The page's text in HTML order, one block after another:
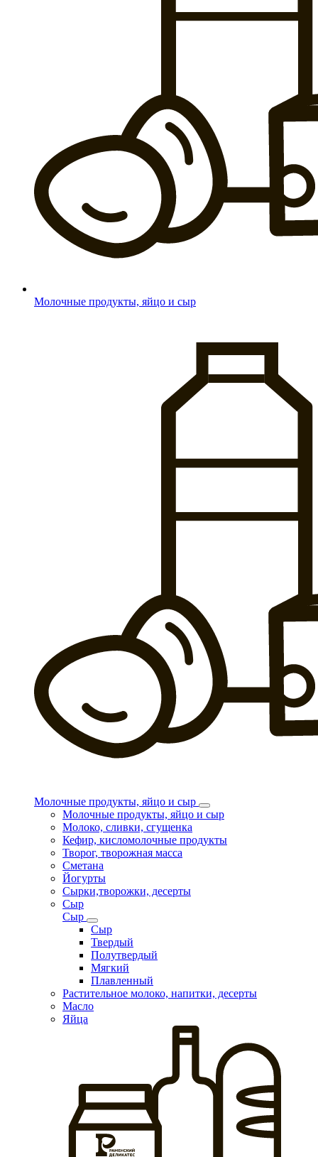
Молочные продукты, яйцо и сыр
Молочные продукты, яйцо и сыр
Молочные продукты, яйцо и сыр
Молоко, сливки, сгущенка
Кефир, кисломолочные продукты
Творог, творожная масса
Сметана
Йогурты
Сырки,творожки, десерты
Сыр
Сыр
Сыр
Твердый
Полутвердый
Мягкий
Плавленный
Растительное молоко, напитки, десерты
Масло
Яйца